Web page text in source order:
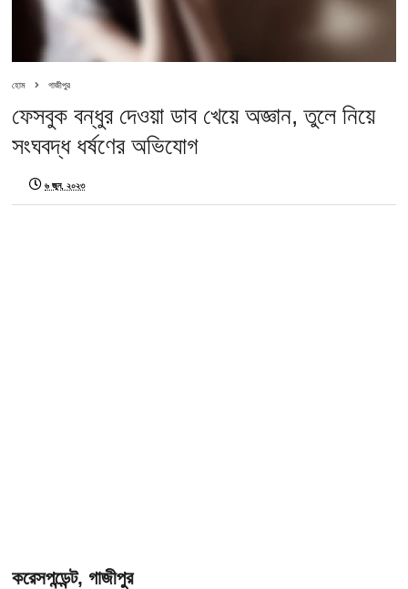
হোম গাজীপুর
ফেসবুক বন্ধুর দেওয়া ডাব খেয়ে অজ্ঞান, তুলে নিয়ে
সংঘবদ্ধ ধর্ষণের অভিযোগ
৬ জুন, ২০২৩
করেসপন্ডেন্ট, গাজীপুর